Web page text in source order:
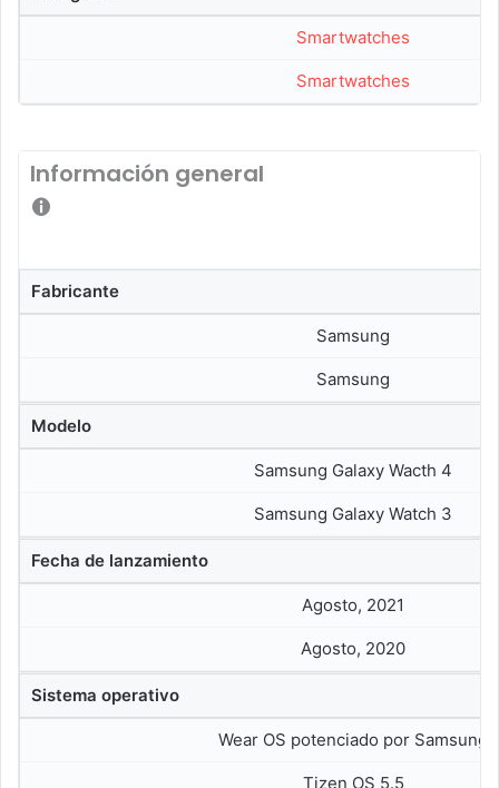
Smartwatches
Smartwatches
Información general
Fabricante
Samsung
Samsung
Modelo
Samsung Galaxy Wacth 4
Samsung Galaxy Watch 3
Fecha de lanzamiento
Agosto, 2021
Agosto, 2020
Sistema operativo
Wear OS potenciado por Samsung
Tizen OS 5.5